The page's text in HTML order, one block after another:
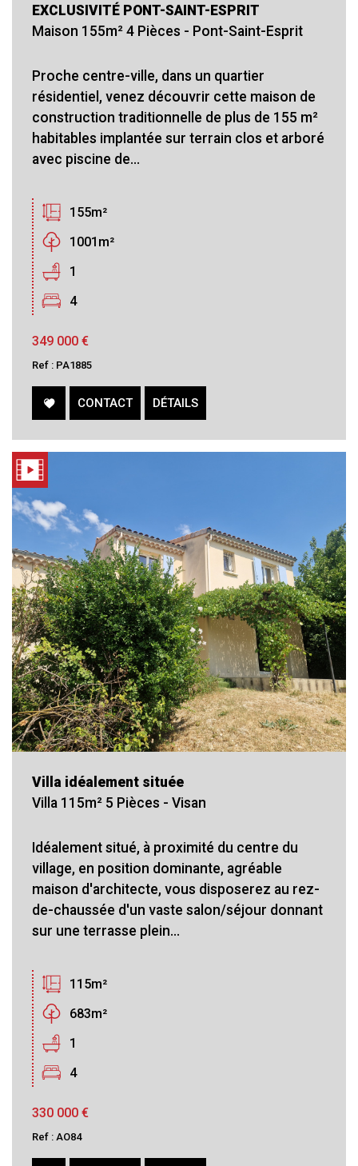
EXCLUSIVITÉ PONT-SAINT-ESPRIT
Maison 155m² 4 Pièces - Pont-Saint-Esprit
Proche centre-ville, dans un quartier
résidentiel, venez découvrir cette maison de
construction traditionnelle de plus de 155 m²
habitables implantée sur terrain clos et arboré
avec piscine de...
155m²
1001m²
1
4
349 000 €
Ref : PA1885
CONTACT DÉTAILS
Villa idéalement située
Villa 115m² 5 Pièces - Visan
Idéalement situé, à proximité du centre du
village, en position dominante, agréable
maison d'architecte, vous disposerez au rez-
de-chaussée d'un vaste salon/séjour donnant
sur une terrasse plein...
115m²
683m²
1
4
330 000 €
Ref : AO84